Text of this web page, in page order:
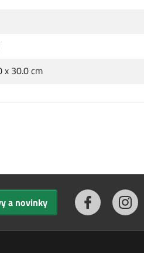
x 30.0 cm
a novinky